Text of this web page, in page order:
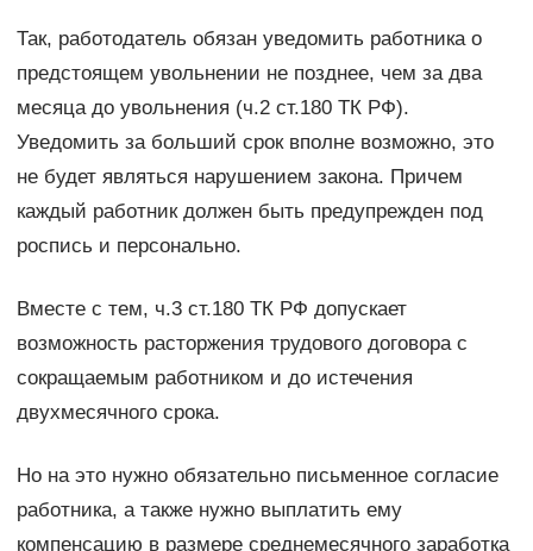
Так, работодатель обязан уведомить работника о
предстоящем увольнении не позднее, чем за два
месяца до увольнения (ч.2 ст.180 ТК РФ).
Уведомить за больший срок вполне возможно, это
не будет являться нарушением закона. Причем
каждый работник должен быть предупрежден под
роспись и персонально.
Вместе с тем, ч.3 ст.180 ТК РФ допускает
возможность расторжения трудового договора с
сокращаемым работником и до истечения
двухмесячного срока.
Но на это нужно обязательно письменное согласие
работника, а также нужно выплатить ему
компенсацию в размере среднемесячного заработка